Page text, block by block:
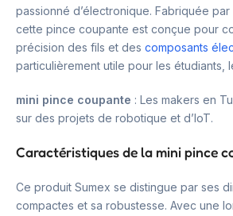
passionné d’électronique. Fabriquée par
cette pince coupante est conçue pour
précision des fils et des composants
particulièrement utile pour les étudiants,
mini pince coupante : Les makers en
sur des projets de robotique et d’IoT.
Caractéristiques de la mini pince
Ce produit Sumex se distingue par ses
compactes et sa robustesse. Avec une